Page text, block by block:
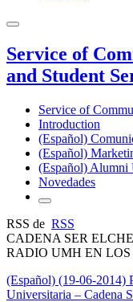
Service of
and Student
Service of
Introduction
(Español)
(Español)
(Español) Alumni
Novedades
RSS de RSS
CADENA SER
RADIO UMH EN LOS
(Español) (19-06-2014)
Universitaria – Cadena